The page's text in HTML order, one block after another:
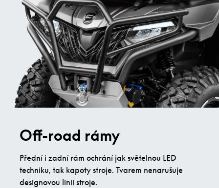
Off-road rámy
Přední i zadní rám ochrání jak světelnou LED
techniku, tak kapoty stroje. Tvarem nenarušuje
designovou linii stroje.